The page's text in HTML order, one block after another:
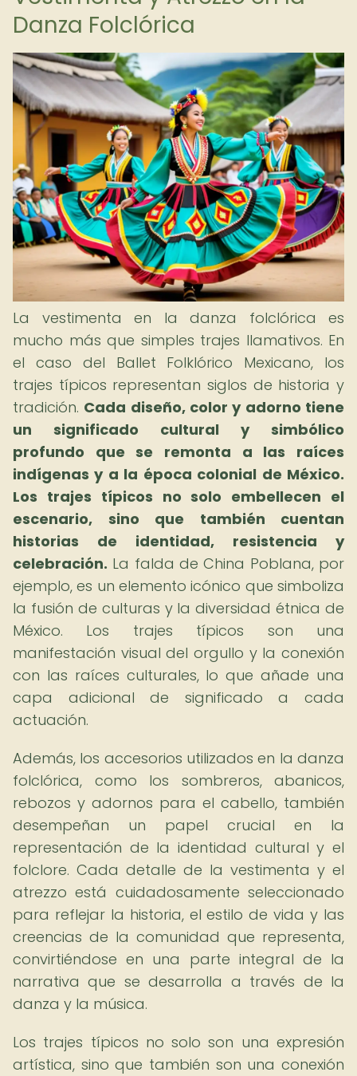
Danza Folclórica
La vestimenta en la danza folclórica es
mucho más que simples trajes llamativos. En
el caso del Ballet Folklórico Mexicano, los
trajes típicos representan siglos de historia y
tradición. Cada diseño, color y adorno tiene
un significado cultural y simbólico
profundo que se remonta a las raíces
indígenas y a la época colonial de México.
Los trajes típicos no solo embellecen el
escenario, sino que también cuentan
historias de identidad, resistencia y
celebración. La falda de China Poblana, por
ejemplo, es un elemento icónico que simboliza
la fusión de culturas y la diversidad étnica de
México. Los trajes típicos son una
manifestación visual del orgullo y la conexión
con las raíces culturales, lo que añade una
capa adicional de significado a cada
actuación.
Además, los accesorios utilizados en la danza
folclórica, como los sombreros, abanicos,
rebozos y adornos para el cabello, también
desempeñan un papel crucial en la
representación de la identidad cultural y el
folclore. Cada detalle de la vestimenta y el
atrezzo está cuidadosamente seleccionado
para reflejar la historia, el estilo de vida y las
creencias de la comunidad que representa,
convirtiéndose en una parte integral de la
narrativa que se desarrolla a través de la
danza y la música.
Los trajes típicos no solo son una expresión
artística, sino que también son una conexión